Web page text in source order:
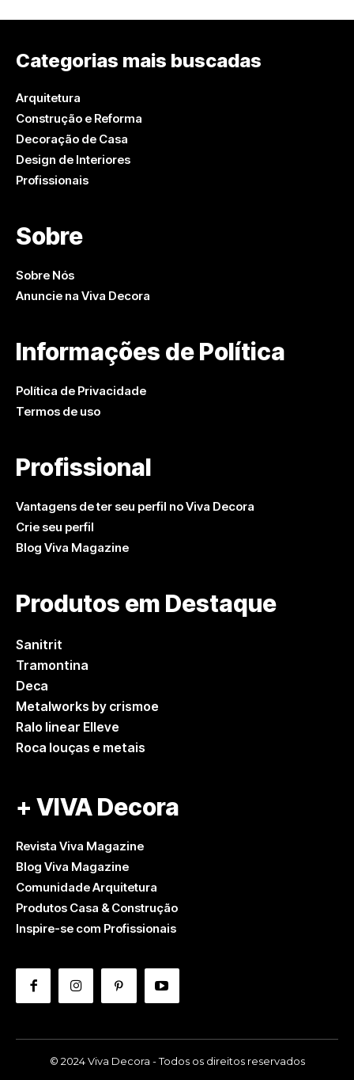
Categorias mais buscadas
Arquitetura
Construção e Reforma
Decoração de Casa
Design de Interiores
Profissionais
Sobre
Sobre Nós
Anuncie na Viva Decora
Informações de Política
Política de Privacidade
Termos de uso
Profissional
Vantagens de ter seu perfil no Viva Decora
Crie seu perfil
Blog Viva Magazine
Produtos em Destaque
Sanitrit
Tramontina
Deca
Metalworks by crismoe
Ralo linear Elleve
Roca louças e metais
+ VIVA Decora
Revista Viva Magazine
Blog Viva Magazine
Comunidade Arquitetura
Produtos Casa & Construção
Inspire-se com Profissionais
© 2024 Viva Decora - Todos os direitos reservados